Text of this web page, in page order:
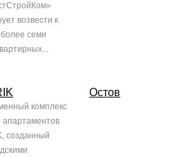
возвести к
более семи
комплекс
созданный
Остов